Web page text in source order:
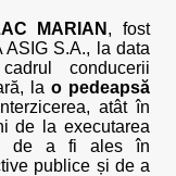
MARIAN , fost
S.A., la data
conducerii
la o pedeapsă
atât în
de la executarea
de a fi ales în
publice și de a